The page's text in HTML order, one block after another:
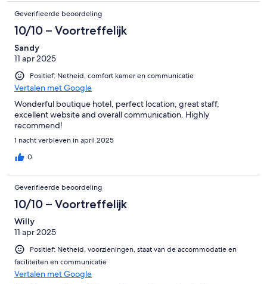
Geverifieerde beoordeling
10/10 – Voortreffelijk
Sandy
11 apr 2025
Positief: Netheid, comfort kamer en communicatie
Vertalen met Google
Wonderful boutique hotel, perfect location, great staff,
excellent website and overall communication. Highly
recommend!
1 nacht verbleven in april 2025
0
Geverifieerde beoordeling
10/10 – Voortreffelijk
Willy
11 apr 2025
Positief: Netheid, voorzieningen, staat van de accommodatie en
faciliteiten en communicatie
Vertalen met Google